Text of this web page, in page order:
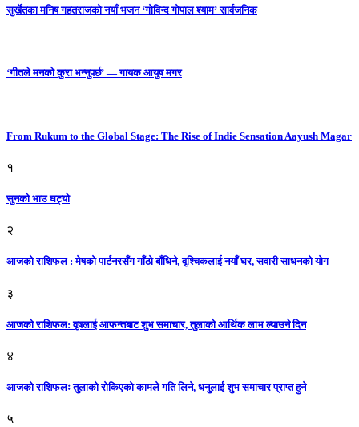
सुर्खेतका मनिष गहतराजको नयाँ भजन ‘गोविन्द गोपाल श्याम’ सार्वजनिक
‘गीतले मनको कुरा भन्नुपर्छ’ — गायक आयुष मगर
From Rukum to the Global Stage: The Rise of Indie Sensation Aayush Magar
१
सुनको भाउ घट्याे
२
आजको राशिफल : मेषको पार्टनरसँग गाँठो बाँधिने, वृश्चिकलाई नयाँ घर, सवारी साधनकाे याेग
३
आजकाे राशिफल: वृषलाई आफन्तबाट शुभ समाचार, तुलाकाे आर्थिक लाभ ल्याउने दिन
४
आजको राशिफलः तुलाकाे रोकिएको कामले गति लिने, धनुलाई शुभ समाचार प्राप्त हुने
५